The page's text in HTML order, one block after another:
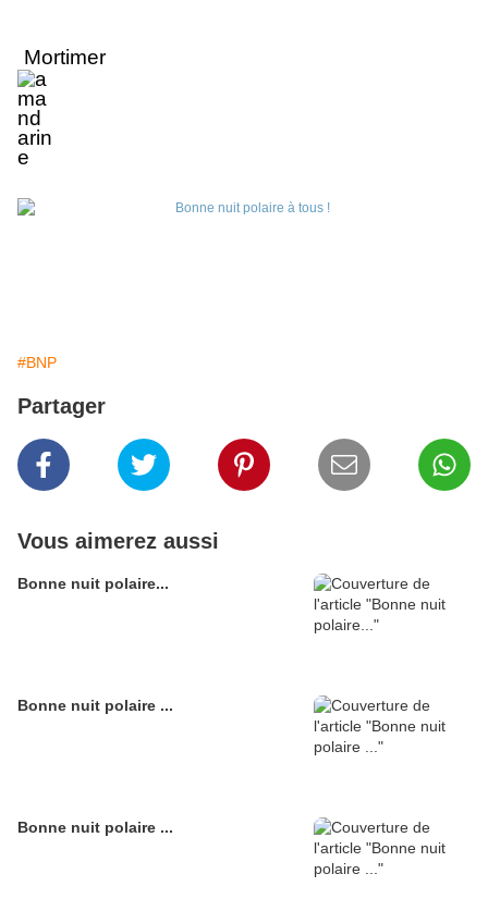
Mortimer
#BNP
Partager
Vous aimerez aussi
Bonne nuit polaire...
Bonne nuit polaire ...
Bonne nuit polaire ...